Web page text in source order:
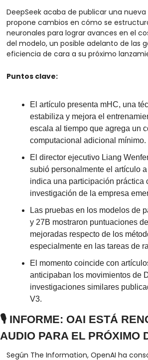
DeepSeek acaba de publicar una
propone cambios en cómo se
neuronales para lograr avances en el
del modelo, un posible adelanto de las
eficiencia de cara a su próximo
Puntos clave:
El artículo presenta mHC, una
estabiliza y mejora el
escala al tiempo que agrega un
computacional adicional mínimo.
El director ejecutivo Liang
subió personalmente el artículo
indica una participación práctica
investigación de la empresa
Las pruebas en los modelos de
y 27B mostraron puntuaciones
mejoradas respecto de los
especialmente en las tareas de
El momento coincide con
anticipaban los movimientos de
investigaciones similares
V3.
🎙️ INFORME: OAI ESTÁ
AUDIO PARA EL PRÓXIMO
Según The Information, OpenAI ha